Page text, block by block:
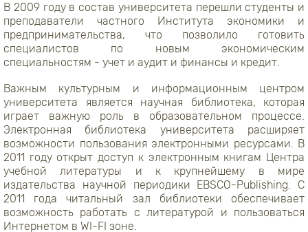
В 2009 году в состав университета перешли студенты и
преподаватели частного Института экономики и
предпринимательства, что позволило готовить
специалистов по новым экономическим
специальностям - учет и аудит и финансы и кредит.
Важным культурным и информационным центром
университета является научная библиотека, которая
играет важную роль в образовательном процессе.
Электронная библиотека университета расширяет
возможности пользования электронными ресурсами. В
2011 году открыт доступ к электронным книгам Центра
учебной литературы и к крупнейшему в мире
издательства научной периодики EBSCO-Publishing. С
2011 года читальный зал библиотеки обеспечивает
возможность работать с литературой и пользоваться
Интернетом в WI-FI зоне.